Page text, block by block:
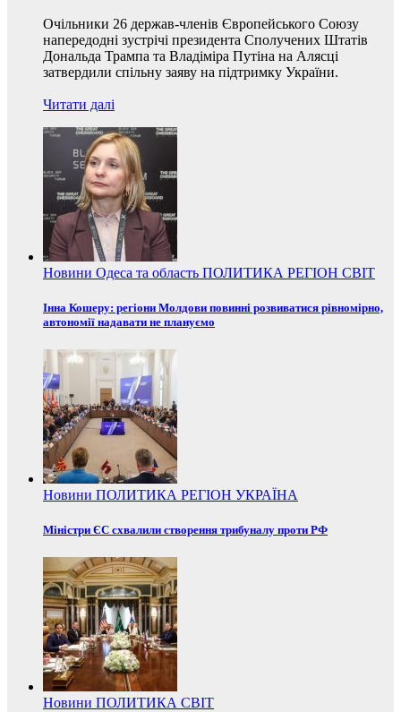
Очільники 26 держав-членів Європейського Союзу
напередодні зустрічі президента Сполучених Штатів
Дональда Трампа та Владіміра Путіна на Алясці
затвердили спільну заяву на підтримку України.
Читати далі
Новини Одеса та область ПОЛИТИКА РЕГІОН СВІТ
Інна Кошеру: регіони Молдови повинні розвиватися рівномірно,
автономії надавати не плануємо
Новини ПОЛИТИКА РЕГІОН УКРАЇНА
Міністри ЄС схвалили створення трибуналу проти РФ
Новини ПОЛИТИКА СВІТ